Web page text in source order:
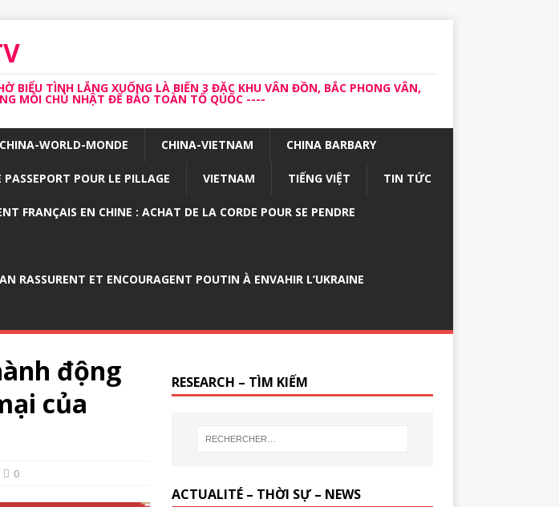
BIỂU TÌNH LẮNG XUỐNG LÀ BIẾN 3 ĐẶC KHU VÂN ĐỒN, BẮC PHONG VÂN,
MỖI CHỦ NHẬT ĐỂ BẢO TOÀN TỔ QUỐC ----
CHINA-WORLD-MONDE CHINA-VIETNAM CHINA BARBARY
POUR LE PILLAGE VIETNAM TIẾNG VIỆT TIN TỨC
FRANÇAIS EN CHINE : ACHAT DE LA CORDE POUR SE PENDRE
RASSURENT ET ENCOURAGENT POUTIN À ENVAHIR L’UKRAINE
động
của
0
RESEARCH – TÌM KIẾM
ACTUALITÉ – THỜI SỰ – NEWS